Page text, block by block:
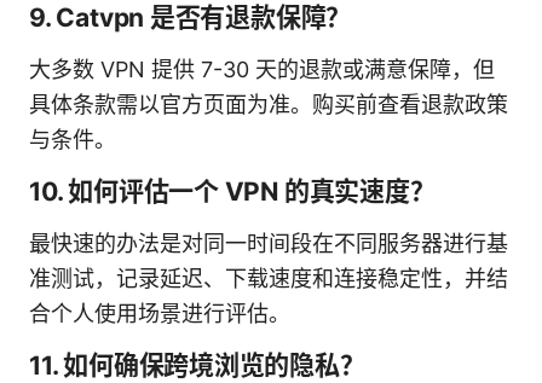
9. Catvpn 是否有退款保障？
大多数 VPN 提供 7-30 天的退款或满意保障，但
具体条款需以官方页面为准。购买前查看退款政策
与条件。
10. 如何评估一个 VPN 的真实速度？
最快速的办法是对同一时间段在不同服务器进行基
准测试，记录延迟、下载速度和连接稳定性，并结
合个人使用场景进行评估。
11. 如何确保跨境浏览的隐私？